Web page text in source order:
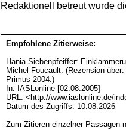
Redaktionell betreut wurde
Empfohlene Zitierweise:
Hania Siebenpfeiffer:
Michel Foucault. (Rezension
Primus 2004.)
In: IASLonline [02.08.2005]
URL: <http://www.iaslonline.de/
Datum des Zugriffs: 10.08.2026
Zum Zitieren einzelner Passagen